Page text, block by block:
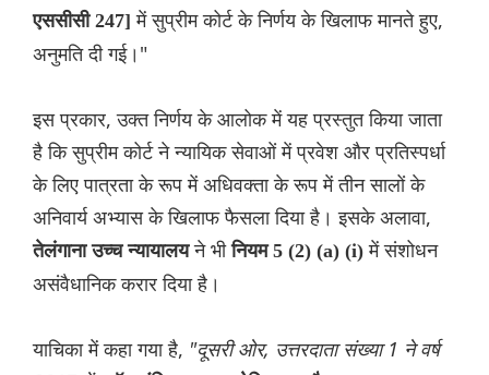
एससीसी 247]में सुप्रीम कोर्ट के निर्णय के खिलाफ मानते हुए,
अनुमति दी गई।"
इस प्रकार, उक्त निर्णय के आलोक में यह प्रस्तुत किया जाता
है कि सुप्रीम कोर्ट ने न्यायिक सेवाओं में प्रवेश और प्रतिस्पर्धा
के लिए पात्रता के रूप में अधिवक्ता के रूप में तीन सालों के
अनिवार्य अभ्यास के खिलाफ फैसला दिया है। इसके अलावा,
तेलंगाना उच्च न्यायालयने भीनियम 5 (2) (a) (i)में संशोधन
असंवैधानिक करार दिया है।
य‌ाचिका में कहा गया है, "दूसरी ओर, उत्तरदाता संख्या 1 ने वर्ष